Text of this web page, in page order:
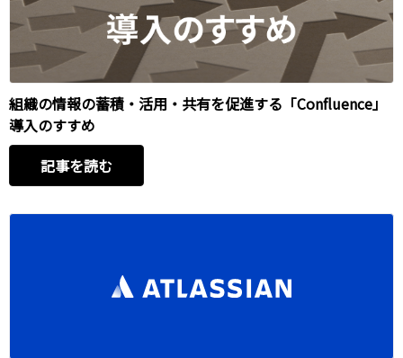
組織の情報の蓄積・活用・共有を促進する「Confluence」
導入のすすめ
記事を読む